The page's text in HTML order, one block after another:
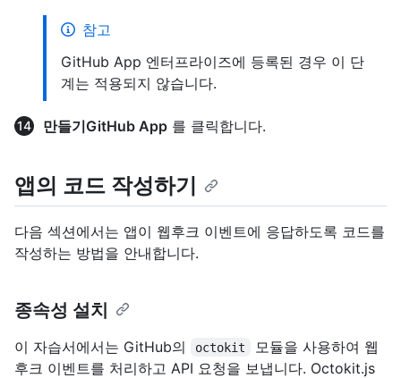
참고
GitHub App 엔터프라이즈에 등록된 경우 이 단
계는 적용되지 않습니다.
만들기GitHub App 를 클릭합니다.
앱의 코드 작성하기
다음 섹션에서는 앱이 웹후크 이벤트에 응답하도록 코드를
작성하는 방법을 안내합니다.
종속성 설치
이 자습서에서는 GitHub의 octokit
모듈을 사용하여 웹
후크 이벤트를 처리하고 API 요청을 보냅니다. Octokit.js